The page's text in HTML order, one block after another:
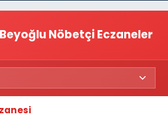
Nöbetçi Eczaneler